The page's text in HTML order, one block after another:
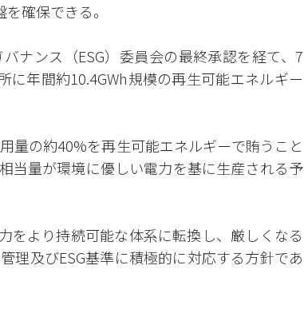
確保できる。
ナンス（ESG）委員会の最終承認を経て、7
年間約10.4GWh規模の再生可能エネルギー
量の約40%を再生可能エネルギーで賄うこと
当量が環境に優しい電力を基に生産される予
をより持続可能な体系に転換し、厳しくなる
理及びESG基準に積極的に対応する方針であ